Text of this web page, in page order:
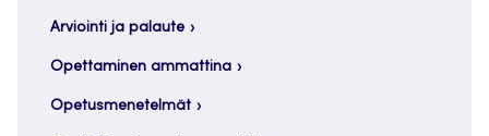
Arviointi ja palaute
Opettaminen ammattina
Opetusmenetelmät